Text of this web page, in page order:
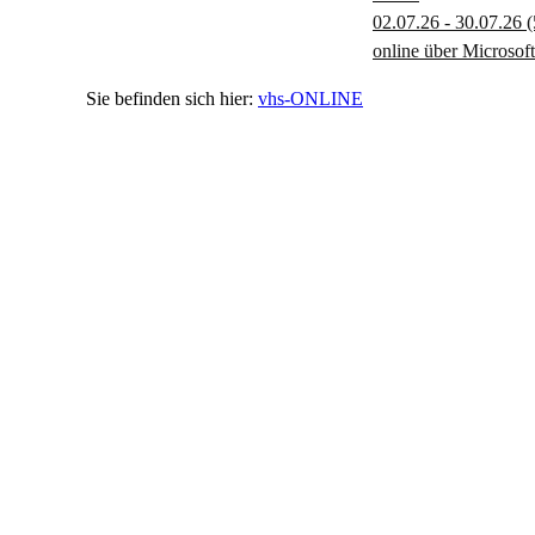
02.07.26 - 30.07.26
online über
vhs-ONLINE